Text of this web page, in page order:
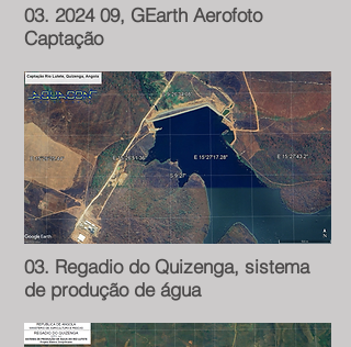
03. 2024 09, GEarth Aerofoto
Captação
03. Regadio do Quizenga, sistema
de produção de água